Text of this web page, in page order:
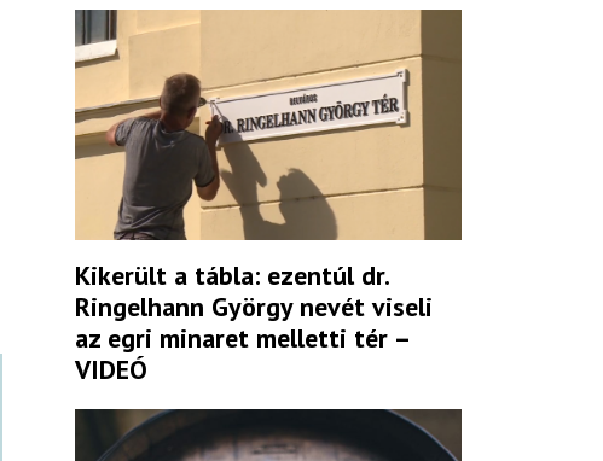
Kikerült a tábla: ezentúl dr.
Ringelhann György nevét viseli
az egri minaret melletti tér –
VIDEÓ